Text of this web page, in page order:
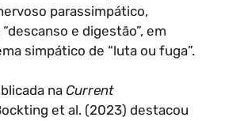
parassimpático,
e digestão”, em
simpático de “luta ou fuga”.
naCurrent
et al. (2023) destacou